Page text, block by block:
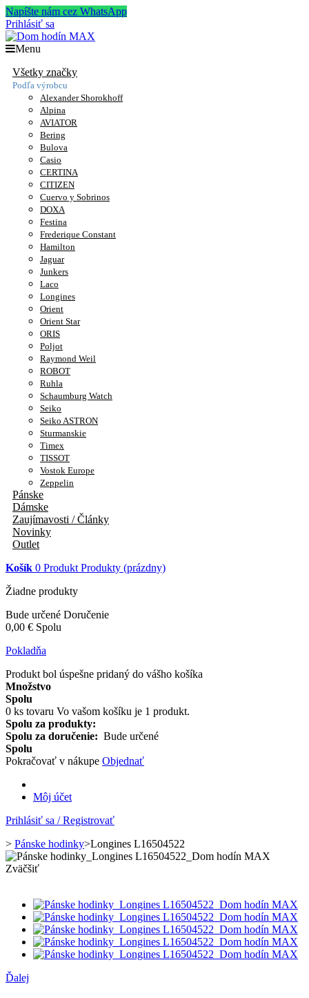
Napíšte nám cez WhatsApp
Prihlásiť sa
Menu
Všetky značky
Podľa výrobcu
Alexander Shorokhoff
Alpina
AVIATOR
Bering
Bulova
Casio
CERTINA
CITIZEN
Cuervo y Sobrinos
DOXA
Festina
Frederique Constant
Hamilton
Jaguar
Junkers
Laco
Longines
Orient
Orient Star
ORIS
Poljot
Raymond Weil
ROBOT
Ruhla
Schaumburg Watch
Seiko
Seiko ASTRON
Sturmanskie
Timex
TISSOT
Vostok Europe
Zeppelin
Pánske
Dámske
Zaujímavosti / Články
Novinky
Outlet
Košík 0 Produkt Produkty (prázdny)
Žiadne produkty
Bude určené Doručenie
0,00 € Spolu
Pokladňa
Produkt bol úspešne pridaný do vášho košíka
Množstvo
Spolu
0 ks tovaru Vo vašom košíku je 1 produkt.
Spolu za produkty:
Spolu za doručenie: Bude určené
Spolu
Pokračovať v nákupe Objednať
Môj účet
Prihlásiť sa / Registrovať
> Pánske hodinky>Longines L16504522
Zväčšiť
Ďalej